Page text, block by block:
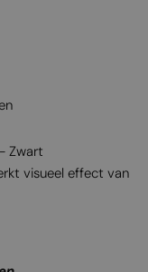
Zwart
visueel effect van